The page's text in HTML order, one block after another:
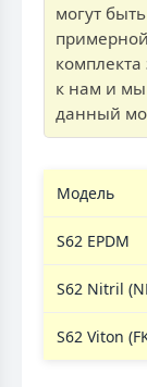
могут
к нам и мы
данный
Модель
S62 EPDM
S62 Nitril
S62 Viton